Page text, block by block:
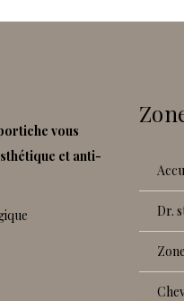
vous
et anti-
dr.